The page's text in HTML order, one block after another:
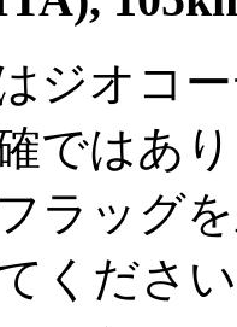
ジオコ
ではあ
ラッグ
くださ